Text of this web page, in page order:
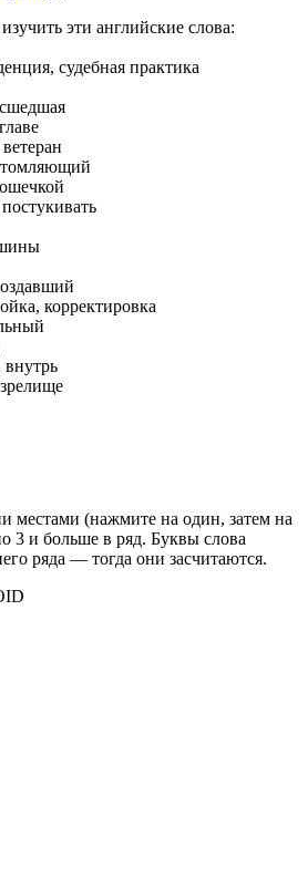
эти английские слова:
судебная практика
корректировка
внутрь
местами (нажмите на один, затем на
3 и больше в ряд. Буквы слова
ряда — тогда они засчитаются.
ID